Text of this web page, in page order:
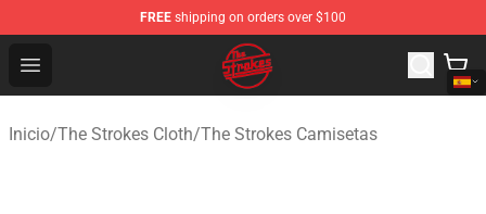
FREE shipping on orders over $100
Open menu
The Strokes Shop - Official The Strokes Merchandise
Inicio/The Strokes Cloth/The Strokes Camisetas